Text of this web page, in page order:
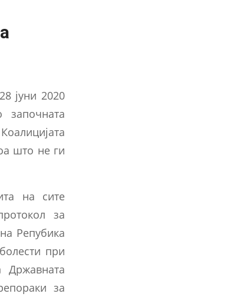
јуни 2020
започната
што не ги
на сите
за
Репубика
при
Државната
за